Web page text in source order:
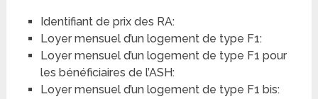
Identifiant de prix des RA:
Loyer mensuel d’un logement de type F1:
Loyer mensuel d’un logement de type F1 pour
les bénéficiaires de l’ASH:
Loyer mensuel d’un logement de type F1 bis: